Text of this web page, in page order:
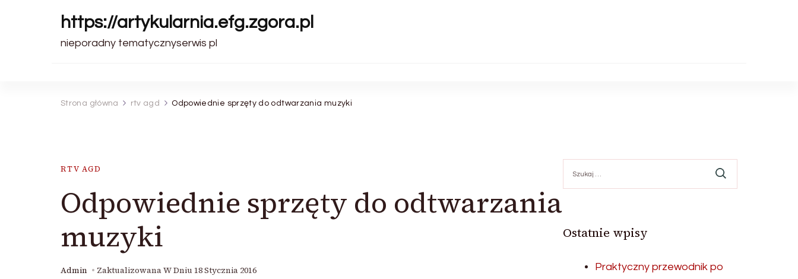
https://artykularnia.efg.zgora.pl
nieporadny tematycznyserwis pl
Strona główna rtv agd Odpowiednie sprzęty do odtwarzania muzyki
RTV AGD
Odpowiednie sprzęty do odtwarzania
muzyki
Admin Zaktualizowana W Dniu 18 Stycznia 2016
Ostatnie wpisy
Praktyczny przewodnik po